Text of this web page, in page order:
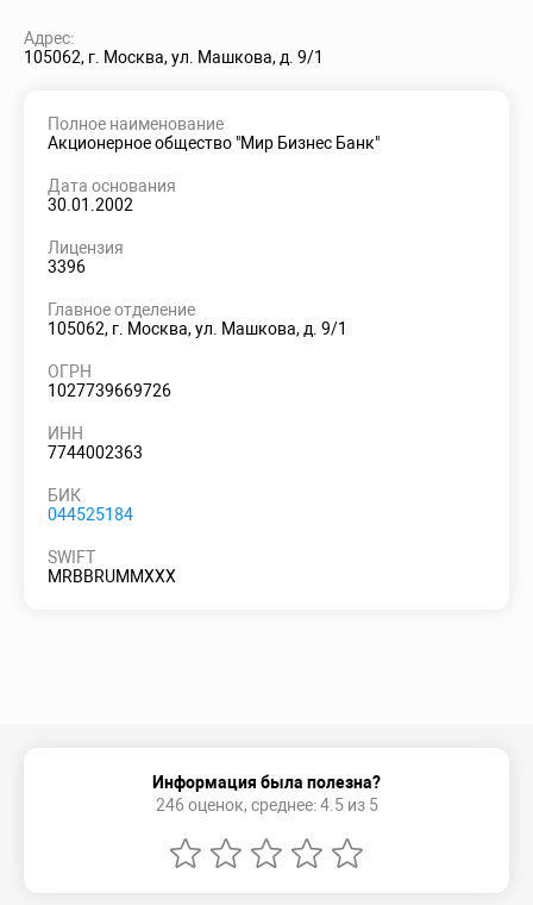
Адрес:
105062, г. Москва, ул. Машкова, д. 9/1
Полное наименование
Акционерное общество "Мир Бизнес Банк"
Дата основания
30.01.2002
Лицензия
3396
Главное отделение
105062, г. Москва, ул. Машкова, д. 9/1
ОГРН
1027739669726
ИНН
7744002363
БИК
044525184
SWIFT
MRBBRUMMXXX
Информация была полезна?
246 оценок, среднее: 4.5 из 5